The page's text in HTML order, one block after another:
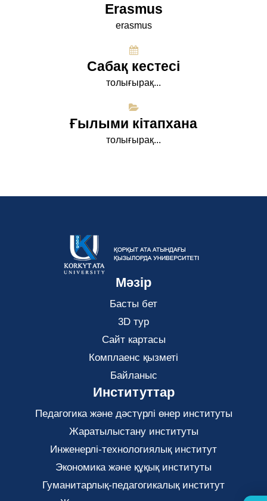
Erasmus
erasmus
Сабақ кестесі
толығырақ...
Ғылыми кітапхана
толығырақ...
Мәзір
Басты бет
3D тур
Сайт картасы
Комплаенс қызметі
Байланыс
Институттар
Педагогика және дәстүрлі өнер институты
Жаратылыстану институты
Инженерлі-технологиялық институт
Экономика және құқық институты
Гуманитарлық-педагогикалық институт